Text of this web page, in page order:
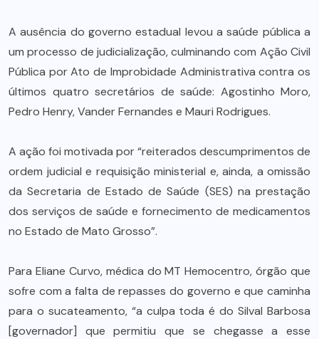
A ausência do governo estadual levou a saúde pública a
um processo de judicialização, culminando com Ação Civil
Pública por Ato de Improbidade Administrativa contra os
últimos quatro secretários de saúde: Agostinho Moro,
Pedro Henry, Vander Fernandes e Mauri Rodrigues.
A ação foi motivada por “reiterados descumprimentos de
ordem judicial e requisição ministerial e, ainda, a omissão
da Secretaria de Estado de Saúde (SES) na prestação
dos serviços de saúde e fornecimento de medicamentos
no Estado de Mato Grosso”.
Para Eliane Curvo, médica do MT Hemocentro, órgão que
sofre com a falta de repasses do governo e que caminha
para o sucateamento, “a culpa toda é do Silval Barbosa
[governador] que permitiu que se chegasse a esse